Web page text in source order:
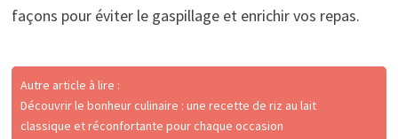
façons pour éviter le gaspillage et enrichir vos repas.
Autre article à lire :
Découvrir le bonheur culinaire : une recette de riz au lait
classique et réconfortante pour chaque occasion